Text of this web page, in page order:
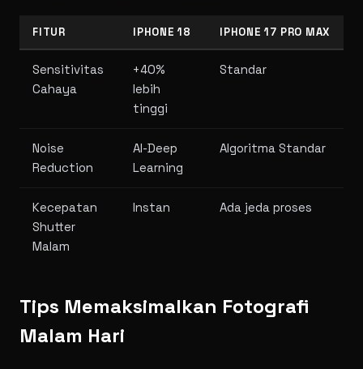
FITUR IPHONE 18 IPHONE 17 PRO MAX
Sensitivitas
Cahaya
+40%
lebih
tinggi
Standar
Noise
Reduction
AI-Deep
Learning
Algoritma Standar
Kecepatan
Shutter
Malam
Instan Ada jeda proses
Tips Memaksimalkan Fotografi
Malam Hari